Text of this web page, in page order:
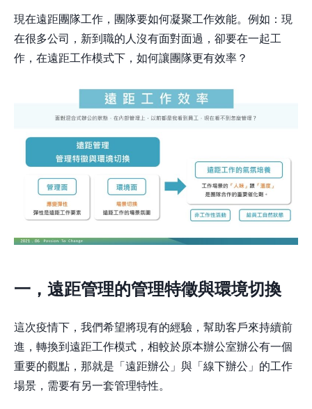
現在遠距團隊工作，團隊要如何凝聚工作效能。例如：現
在很多公司，新到職的人沒有面對面過，卻要在一起工
作，在遠距工作模式下，如何讓團隊更有效率？
一，遠距管理的管理特徵與環境切換
這次疫情下，我們希望將現有的經驗，幫助客戶來持續前
進，轉換到遠距工作模式，相較於原本辦公室辦公有一個
重要的觀點，那就是「遠距辦公」與「線下辦公」的工作
場景，需要有另一套管理特性。